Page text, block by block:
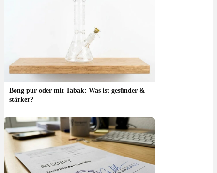
Bong pur oder mit Tabak: Was ist gesünder &
stärker?